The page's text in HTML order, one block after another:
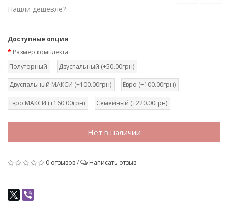
Нашли дешевле?
Доступные опции
Размер комплекта
Полуторный
Двуспальный (+50.00грн)
Двуспальный МАКСИ (+100.00грн) Евро (+100.00грн)
Евро МАКСИ (+160.00грн) Семейный (+220.00грн)
Нет в наличии
0 отзывов/ Написать отзыв